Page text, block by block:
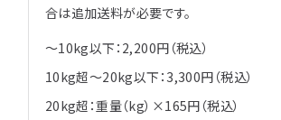
合は追加送料が必要です。
～10kg以下：2,200円（税込）
10kg超～20kg以下：3,300円（税込）
20kg超：重量（kg）×165円（税込）